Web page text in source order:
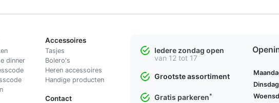
dinner
Accessoires
Tasjes
Bolero's
Heren accessoires
Handige producten
Contact
Iedere zondag open
van 12 tot 17
Grootste assortiment
Gratis parkeren*
Dinsdag